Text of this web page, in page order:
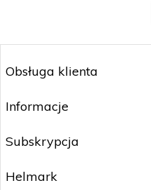
Obsługa klienta
Informacje
Subskrypcja
Helmark